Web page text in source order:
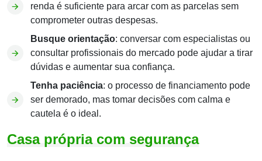
renda é suficiente para arcar com as parcelas sem
comprometer outras despesas.
Busque orientação: conversar com especialistas ou
consultar profissionais do mercado pode ajudar a tirar
dúvidas e aumentar sua confiança.
Tenha paciência: o processo de financiamento pode
ser demorado, mas tomar decisões com calma e
cautela é o ideal.
Casa própria com segurança